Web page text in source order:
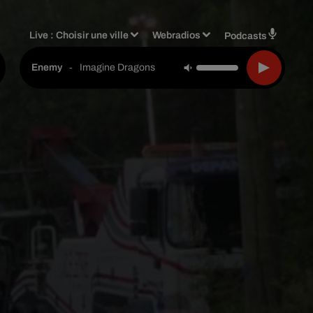
Live :Choisir une ville Webradios Podcasts
Enemy - Imagine Dragons